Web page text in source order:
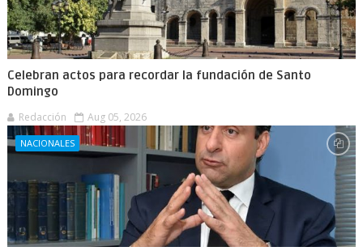
Celebran actos para recordar la fundación de Santo
Domingo
Redacción Aug 05, 2026
NACIONALES